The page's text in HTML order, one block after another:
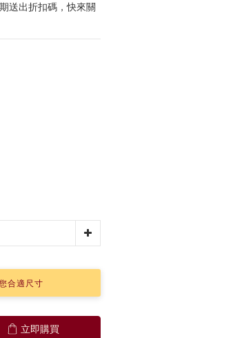
送出折扣碼，快來關
合適尺寸
立即購買